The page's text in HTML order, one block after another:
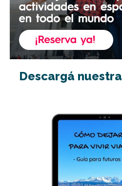
Descargá